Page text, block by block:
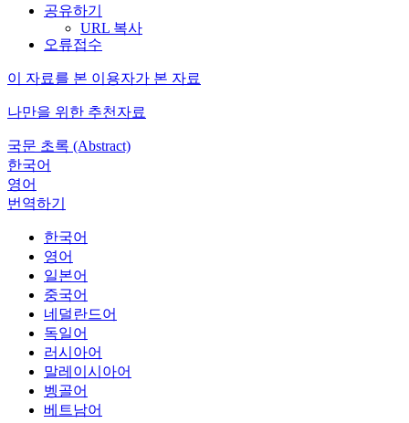
공유하기
URL 복사
오류접수
이 자료를 본 이용자가 본 자료
나만을 위한 추천자료
국문 초록 (Abstract)
한국어
영어
번역하기
한국어
영어
일본어
중국어
네덜란드어
독일어
러시아어
말레이시아어
벵골어
베트남어